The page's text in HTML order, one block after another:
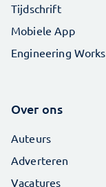
Tijdschrift
Mobiele App
Engineering Works
Over ons
Auteurs
Adverteren
Vacatures